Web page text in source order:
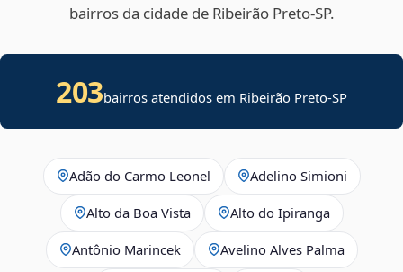
bairros da cidade de Ribeirão Preto‑SP.
203bairros atendidos em Ribeirão Preto-SP
Adão do Carmo Leonel Adelino Simioni
Alto da Boa Vista Alto do Ipiranga
Antônio Marincek Avelino Alves Palma